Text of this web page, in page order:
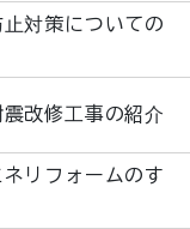
対策についての
改修工事の紹介
リフォームのす